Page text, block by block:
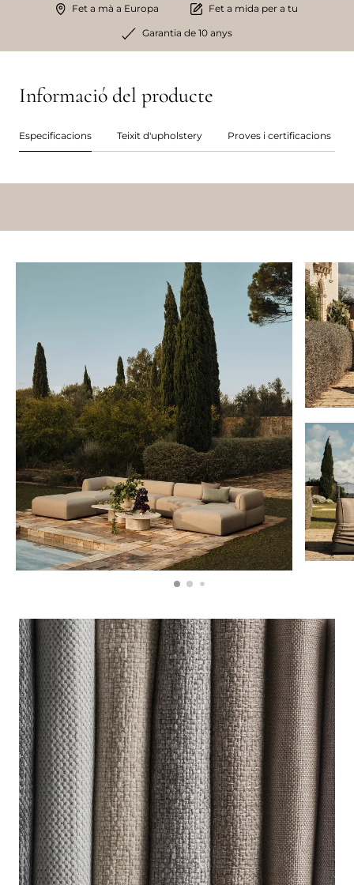
Fet a mà a Europa Fet a mida per a tu
Garantia de 10 anys
Informació del producte
Especificacions Teixit d'upholstery Proves i certificacions